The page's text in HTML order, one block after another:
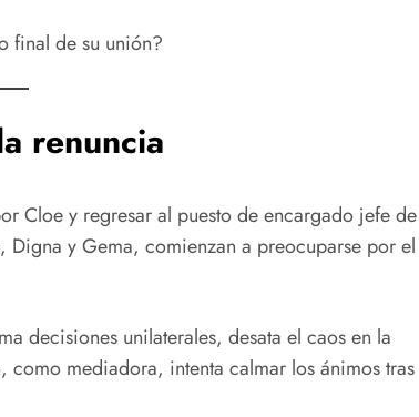
final de su unión?
renuncia
Cloe y regresar al puesto de encargado jefe de
y Gema, comienzan a preocuparse por el
decisiones unilaterales, desata el caos en la
como mediadora, intenta calmar los ánimos tras